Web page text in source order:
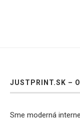
JUSTPRINT.SK –
Sme moderná